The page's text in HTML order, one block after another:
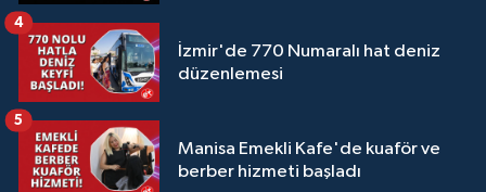
İzmir'de 770 Numaralı hat deniz
düzenlemesi
4
Manisa Emekli Kafe'de kuaför ve
berber hizmeti başladı
5